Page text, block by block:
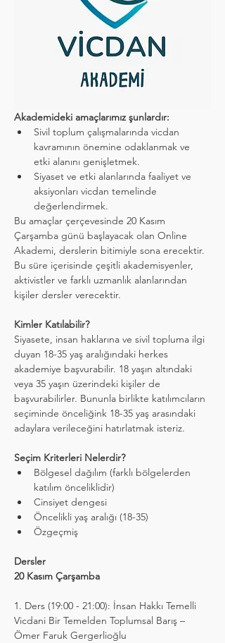
Akademideki amaçlarımız şunlardır:
Sivil toplum çalışmalarında vicdan
kavramının önemine odaklanmak ve
etki alanını genişletmek.
Siyaset ve etki alanlarında faaliyet ve
aksiyonları vicdan temelinde
değerlendirmek.
Bu amaçlar çerçevesinde 20 Kasım
Çarşamba günü başlayacak olan Online
Akademi, derslerin bitimiyle sona erecektir.
Bu süre içerisinde çeşitli akademisyenler,
aktivistler ve farklı uzmanlık alanlarından
kişiler dersler verecektir.
Kimler Katılabilir?
Siyasete, insan haklarına ve sivil topluma ilgi
duyan 18-35 yaş aralığındaki herkes
akademiye başvurabilir. 18 yaşın altındaki
veya 35 yaşın üzerindeki kişiler de
başvurabilirler. Bununla birlikte katılımcıların
seçiminde önceliğink 18-35 yaş arasındaki
adaylara verileceğini hatırlatmak isteriz.
Seçim Kriterleri Nelerdir?
Bölgesel dağılım (farklı bölgelerden
katılım önceliklidir)
Cinsiyet dengesi
Öncelikli yaş aralığı (18-35)
Özgeçmiş
Dersler
20 Kasım Çarşamba
1. Ders (19:00 - 21:00): İnsan Hakkı Temelli
Vicdani Bir Temelden Toplumsal Barış –
Ömer Faruk Gergerlioğlu